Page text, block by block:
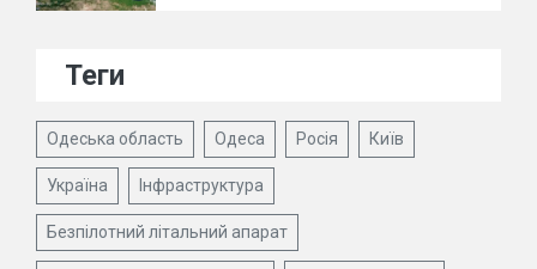
Теги
Одеська область Одеса Росія Київ
Україна Інфраструктура
Безпілотний літальний апарат